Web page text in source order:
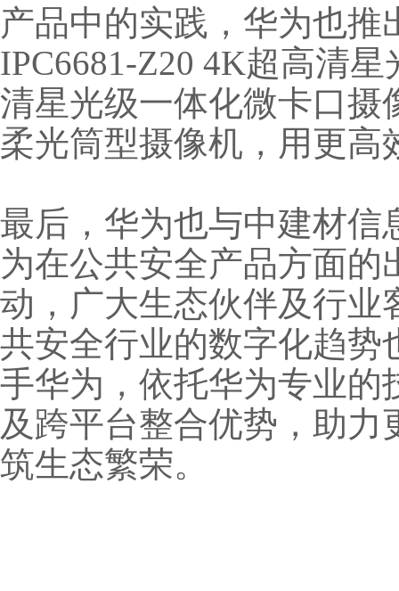
产品中的实践，华为也
IPC6681-Z20 4K超高清
清星光级一体化微卡口摄
柔光筒型摄像机，用更高
最后，华为也与中建材信
为在公共安全产品方面
动，广大生态伙伴及行业
共安全行业的数字化趋势
手华为，依托华为专业的
及跨平台整合优势，助
筑生态繁荣。